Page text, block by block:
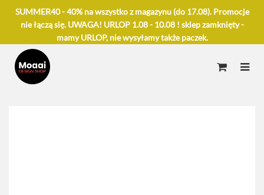
SUMMER40 - 40% na wszystko z magazynu (do 17.08). Promocje
nie łączą się. UWAGA! URLOP 1.08 - 10.08 ! sklep zamknięty -
mamy URLOP, nie wysyłamy także paczek.